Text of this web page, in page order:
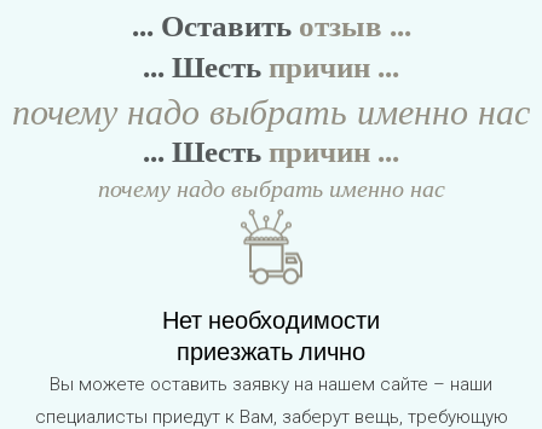
... Оставить отзыв ...
... Шестьпричин ...
почему надо выбрать именно нас
... Шестьпричин ...
почему надо выбрать именно нас
Нет необходимости
приезжать лично
Вы можете оставить заявку на нашем сайте – наши
специалисты приедут к Вам, заберут вещь, требующую